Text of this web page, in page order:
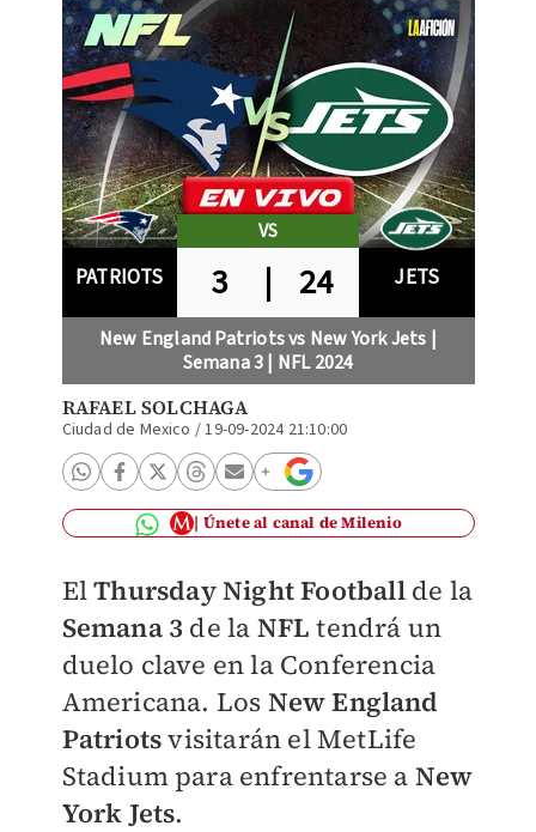
VS
PATRIOTS 3 | 24 JETS
New England Patriots vs New York Jets |
Semana 3 | NFL 2024
RAFAEL SOLCHAGA
Ciudad de Mexico /19-09-2024 21:10:00
Únete al canal de Milenio
ElThursday Night Footballde la
Semana 3 de la NFLtendrá un
duelo clave en la Conferencia
Americana. Los New England
Patriotsvisitarán el MetLife
Stadium para enfrentarse a New
York Jets.